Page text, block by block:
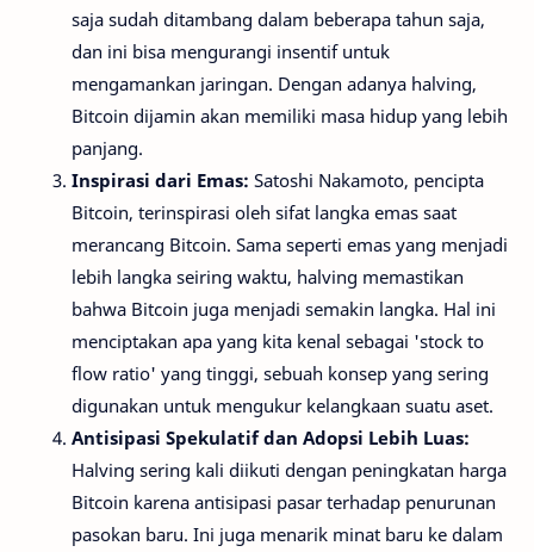
saja sudah ditambang dalam beberapa tahun saja,
dan ini bisa mengurangi insentif untuk
mengamankan jaringan. Dengan adanya halving,
Bitcoin dijamin akan memiliki masa hidup yang lebih
panjang.
Inspirasi dari Emas: Satoshi Nakamoto, pencipta
Bitcoin, terinspirasi oleh sifat langka emas saat
merancang Bitcoin. Sama seperti emas yang menjadi
lebih langka seiring waktu, halving memastikan
bahwa Bitcoin juga menjadi semakin langka. Hal ini
menciptakan apa yang kita kenal sebagai 'stock to
flow ratio' yang tinggi, sebuah konsep yang sering
digunakan untuk mengukur kelangkaan suatu aset.
Antisipasi Spekulatif dan Adopsi Lebih Luas:
Halving sering kali diikuti dengan peningkatan harga
Bitcoin karena antisipasi pasar terhadap penurunan
pasokan baru. Ini juga menarik minat baru ke dalam